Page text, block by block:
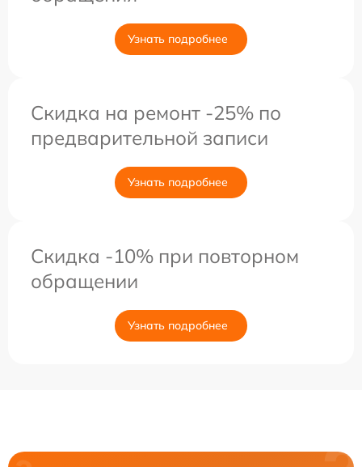
Узнать подробнее
Скидка на ремонт -25% по
предварительной записи
Узнать подробнее
Скидка -10% при повторном
обращении
Узнать подробнее